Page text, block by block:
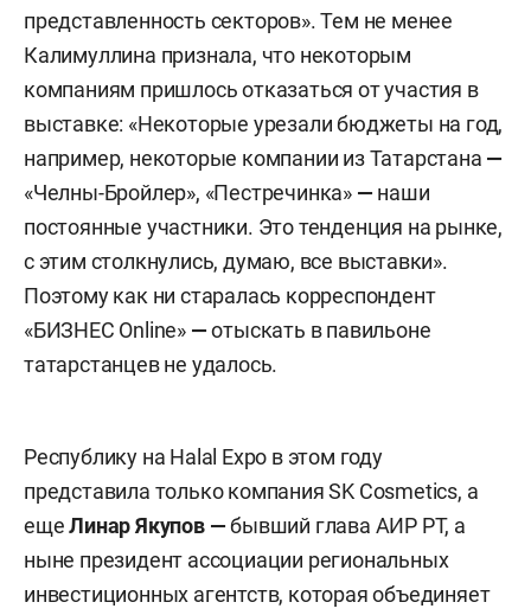
представленность секторов». Тем не менее
Калимуллина признала, что некоторым
компаниям пришлось отказаться от участия в
выставке: «Некоторые урезали бюджеты на год,
например, некоторые компании из Татарстана —
«Челны-Бройлер», «Пестречинка» — наши
постоянные участники. Это тенденция на рынке,
с этим столкнулись, думаю, все выставки».
Поэтому как ни старалась корреспондент
«БИЗНЕС Online» —отыскать в павильоне
татарстанцев не удалось.
Республику на Halal Expo в этом году
представила только компания SK Cosmetics, а
ещеЛинар Якупов —бывший глава АИР РТ, а
ныне президент ассоциации региональных
инвестиционных агентств, которая объединяет